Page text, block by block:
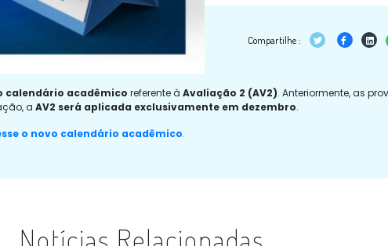
Compartilhe :
calendário acadêmico referente à Avaliação 2 (AV2). Anteriormente, as
a AV2 será aplicada exclusivamente em dezembro.
o novo calendário acadêmico.